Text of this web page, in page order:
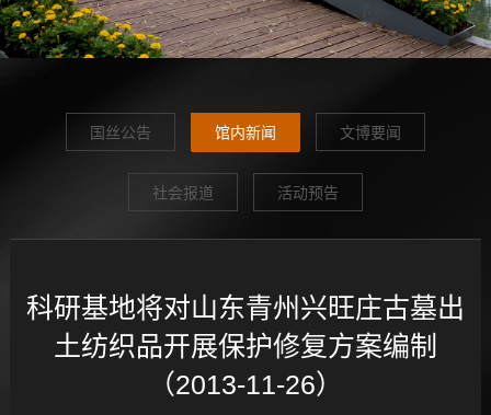
国丝公告 馆内新闻 文博要闻
社会报道 活动预告
科研基地将对山东青州兴旺庄古墓出
土纺织品开展保护修复方案编制
（2013-11-26）